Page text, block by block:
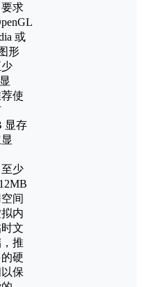
要求
或
形
使
显存
至少
间
内
文
推
硬
保